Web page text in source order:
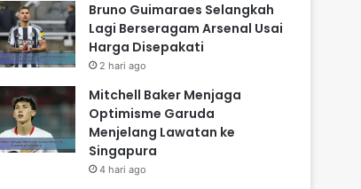
Bruno Guimaraes Selangkah
Lagi Berseragam Arsenal Usai
Harga Disepakati
2 hari ago
Mitchell Baker Menjaga
Optimisme Garuda
Menjelang Lawatan ke
Singapura
4 hari ago